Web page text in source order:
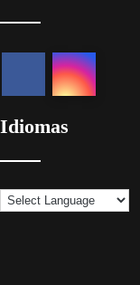
Idiomas